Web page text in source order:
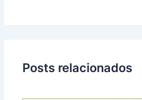
Posts relacionados